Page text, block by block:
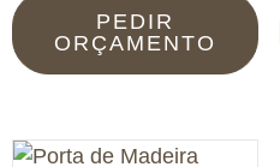
PEDIR
ORÇAMENTO